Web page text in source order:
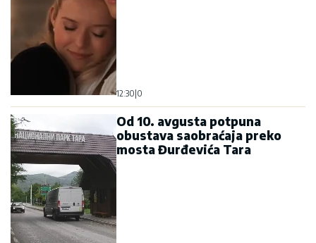
12:30 0
Od 10. avgusta potpuna
obustava saobraćaja preko
mosta Đurđevića Tara